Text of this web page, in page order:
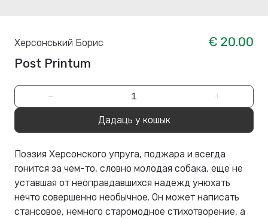
Херсонський Борис
€ 20.00
Post Printum
− +
Дадаць у кошык
Поэзия Херсонского упруга, поджара и всегда
гонится за чем-то, словно молодая собака, еще не
уставшая от неоправдавшихся надежд унюхать
нечто совершенно необычное. Он может написать
стансовое, немного старомодное стихотворение, а